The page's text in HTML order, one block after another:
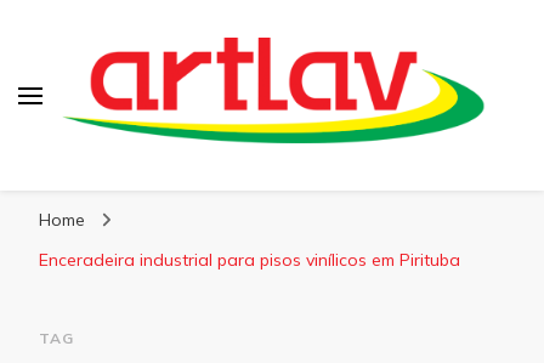
Home
Enceradeira industrial para pisos vinílicos em Pirituba
TAG